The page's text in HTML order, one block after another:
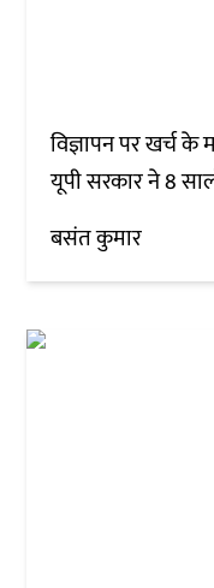
विज्ञापन पर खर्च
यूपी सरकार ने 8
बसंत कुमार